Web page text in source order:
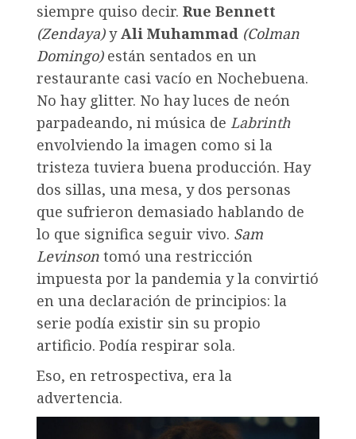
siempre quiso decir. Rue Bennett
(Zendaya)yAli Muhammad (Colman
Domingo)están sentados en un
restaurante casi vacío en Nochebuena.
No hay glitter. No hay luces de neón
parpadeando, ni música de Labrinth
envolviendo la imagen como si la
tristeza tuviera buena producción. Hay
dos sillas, una mesa, y dos personas
que sufrieron demasiado hablando de
lo que significa seguir vivo. Sam
Levinson tomó una restricción
impuesta por la pandemia y la convirtió
en una declaración de principios: la
serie podía existir sin su propio
artificio. Podía respirar sola.
Eso, en retrospectiva, era la
advertencia.